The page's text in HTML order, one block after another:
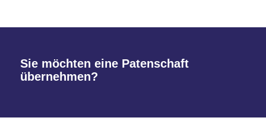
Sie möchten eine Patenschaft
übernehmen?